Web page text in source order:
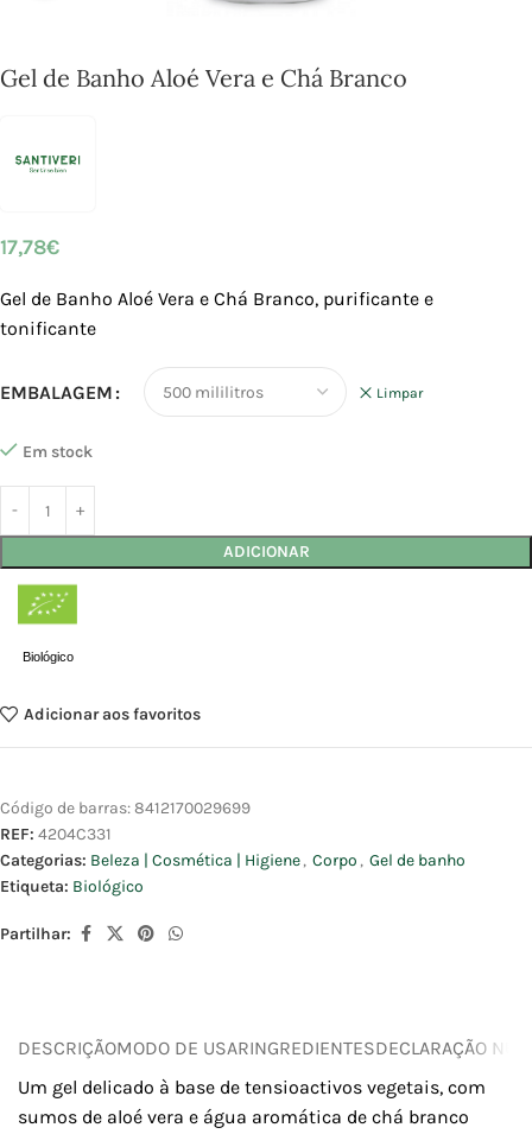
Gel de Banho Aloé Vera e Chá Branco
17,78€
Gel de Banho Aloé Vera e Chá Branco, purificante e
tonificante
EMBALAGEM Limpar
Em stock
ADICIONAR
Biológico
Adicionar aos favoritos
Código de barras:8412170029699
REF: 4204C331
Categorias: Beleza | Cosmética | Higiene, Corpo , Gel de banho
Etiqueta: Biológico
Partilhar:
DESCRIÇÃOMODO DE USARINGREDIENTESDECLARAÇÃO
Um gel delicado à base de tensioactivos vegetais, com
sumos de aloé vera e água aromática de chá branco